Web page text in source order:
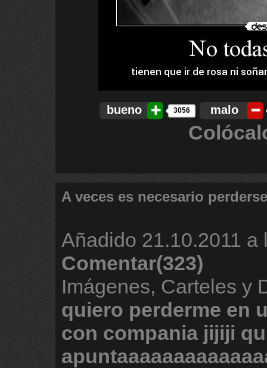
bueno 3056 malo
A veces es necesario perderse
Añadido 21.10.2011 a
Comentar(323)
Imágenes, Carteles y
quiero perderme en
con compania jijiji